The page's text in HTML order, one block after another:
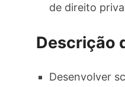
de direito
Descrição
Desenvolver